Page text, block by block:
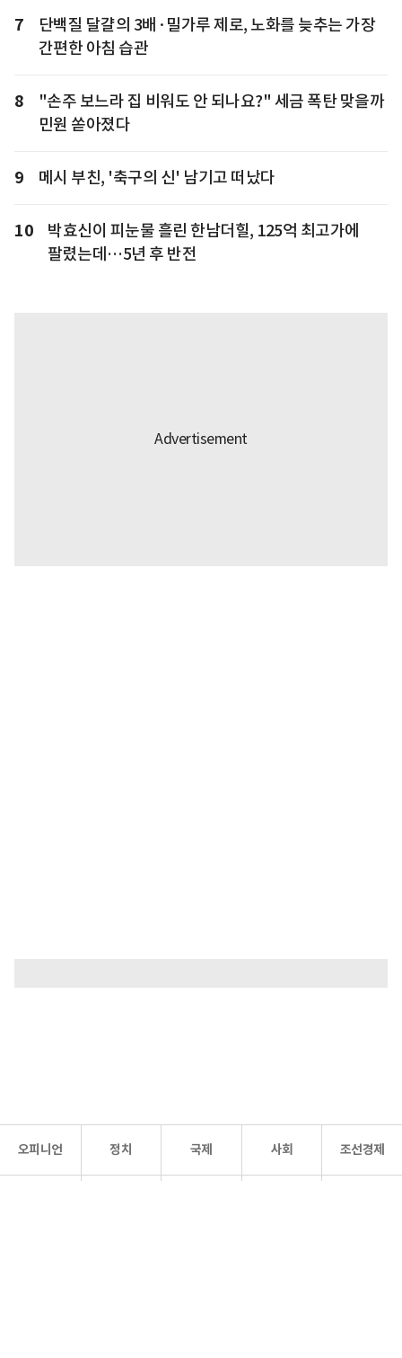
7
단백질 달걀의 3배·밀가루 제로, 노화를 늦추는 가장
간편한 아침 습관
8
"손주 보느라 집 비워도 안 되나요?" 세금 폭탄 맞을까
민원 쏟아졌다
9 메시 부친, '축구의 신' 남기고 떠났다
10
박효신이 피눈물 흘린 한남더힐, 125억 최고가에
팔렸는데…5년 후 반전
오피니언 정치 국제 사회 조선경제